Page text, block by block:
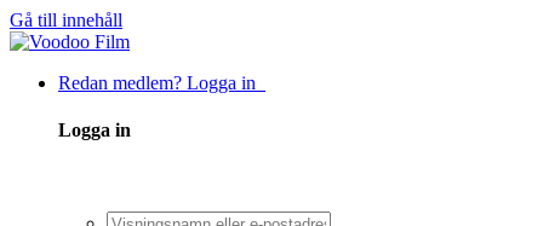
Gå till innehåll
Redan medlem? Logga in
Logga in